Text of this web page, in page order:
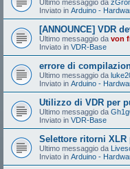
Ultimo messaggio da
Inviato in Arduino -
[ANNOUNCE] VDR
Ultimo messaggio da von
Inviato in VDR-Base
errore di
Ultimo messaggio da
Inviato in Arduino -
Utilizzo di VDR per
Ultimo messaggio da
Inviato in VDR-Base
Selettore ritorni
Ultimo messaggio da
Inviato in Arduino -